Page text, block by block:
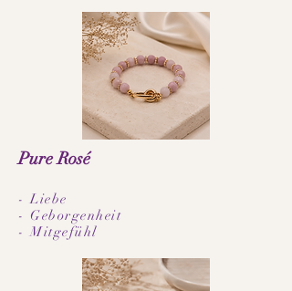
Pure Rosé
- Liebe
- Geborgenheit
- Mitgefühl